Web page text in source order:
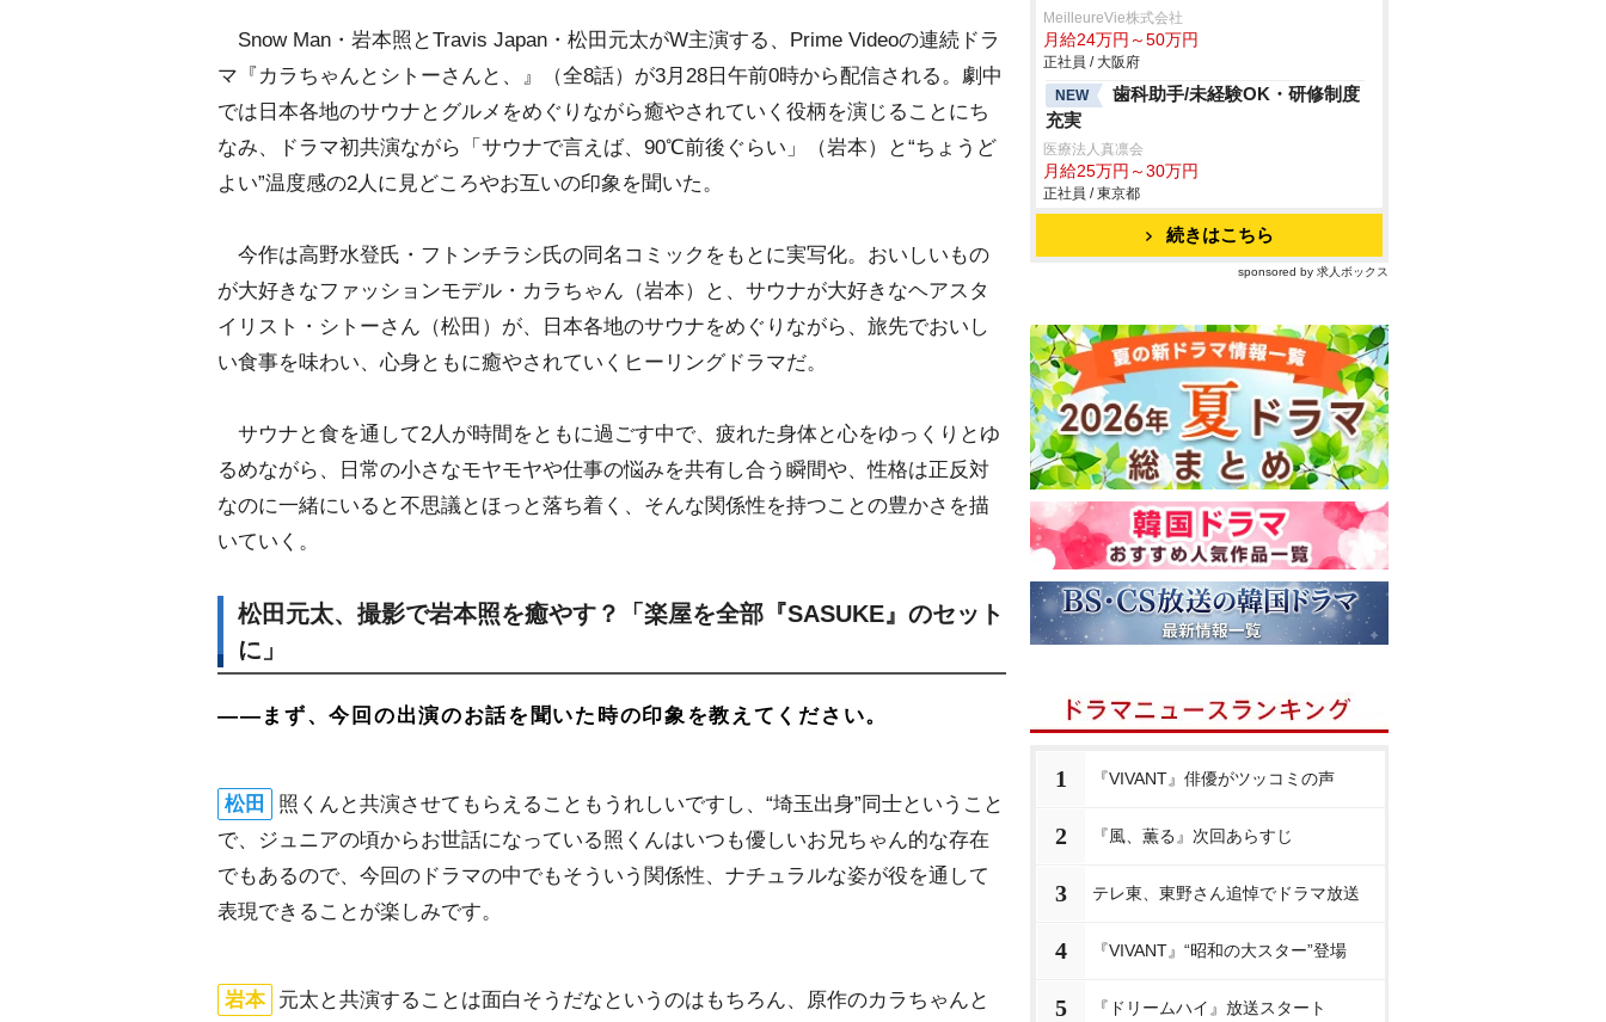
Snow Man・岩本照とTravis Japan・松田元太がW主演する、Prime Videoの連続ドラ
マ『カラちゃんとシトーさんと、』（全8話）が3月28日午前0時から配信される。劇中
では日本各地のサウナとグルメをめぐりながら癒やされていく役柄を演じることにち
なみ、ドラマ初共演ながら「サウナで言えば、90℃前後ぐらい」（岩本）と“ちょうど
よい”温度感の2人に見どころやお互いの印象を聞いた。
今作は高野水登氏・フトンチラシ氏の同名コミックをもとに実写化。おいしいもの
が大好きなファッションモデル・カラちゃん（岩本）と、サウナが大好きなヘアスタ
イリスト・シトーさん（松田）が、日本各地のサウナをめぐりながら、旅先でおいし
い食事を味わい、心身ともに癒やされていくヒーリングドラマだ。
サウナと食を通して2人が時間をともに過ごす中で、疲れた身体と心をゆっくりとゆ
るめながら、日常の小さなモヤモヤや仕事の悩みを共有し合う瞬間や、性格は正反対
なのに一緒にいると不思議とほっと落ち着く、そんな関係性を持つことの豊かさを描
いていく。
松田元太、撮影で岩本照を癒やす？「楽屋を全部『SASUKE』のセット
に」
――まず、今回の出演のお話を聞いた時の印象を教えてください。
松田
照くんと共演させてもらえることもうれしいですし、“埼玉出身”同士ということ
で、ジュニアの頃からお世話になっている照くんはいつも優しいお兄ちゃん的な存在
でもあるので、今回のドラマの中でもそういう関係性、ナチュラルな姿が役を通して
表現できることが楽しみです。
本
元太と共演することは面白そうだなというのはもちろん、原作のカラちゃんと
MeilleureVie株式会社
月給24万円～50万円
正社員 / 大阪府
NEW
歯科助手/未経験OK・研修制度
充実
医療法人真凛会
月給25万円～30万円
正社員 / 東京都
続きはこちら
sponsored by 求人ボックス
1 『VIVANT』俳優がツッコミの声
2 『風、薫る』次回あらすじ
3 テレ東、東野さん追悼でドラマ放送
4 『VIVANT』“昭和の大スター”登場
5 『ドリームハイ』放送スタート